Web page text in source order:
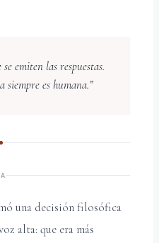
emiten las respuestas.
es humana.”
una decisión filosófica
alta: que era más